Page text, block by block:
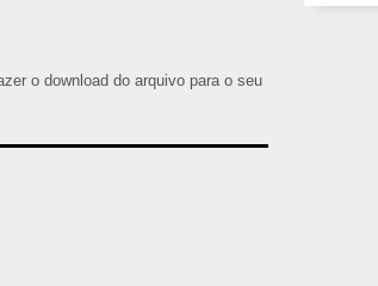
o download do arquivo para o seu